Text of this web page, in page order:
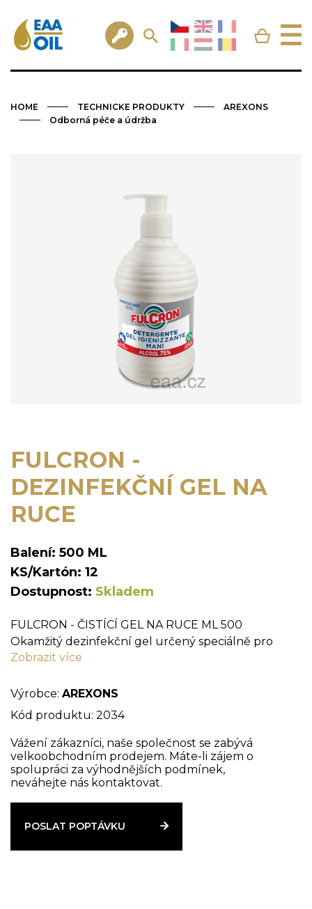
HOME TECHNICKE PRODUKTY
AREXONS
Odborná péče a údržba
FULCRON -
DEZINFEKČNÍ GEL NA
RUCE
Balení: 500 ML
KS/Kartón: 12
Dostupnost: Skladem
Zobrazit více
FULCRON - ČISTÍCÍ GEL NA RUCE ML 500
Okamžitý dezinfekční gel určený speciálně pro
čištění rukou, díky obsahu alkoholu 75% umožňuje
bakterií. Jedná se o rychleschnoucí produkt, působí
bez nutnosti oplachování. Glycerin obsažený uvnitř
udržuje pokožku chráněnou a zabraňuje praskání.
Výrobce: AREXONS
Kód produktu: 2034
Vážení zákazníci, naše společnost se zabývá
velkoobchodním prodejem. Máte-li zájem o
spolupráci za výhodnějších podmínek,
neváhejte nás kontaktovat.
POSLAT POPTÁVKU